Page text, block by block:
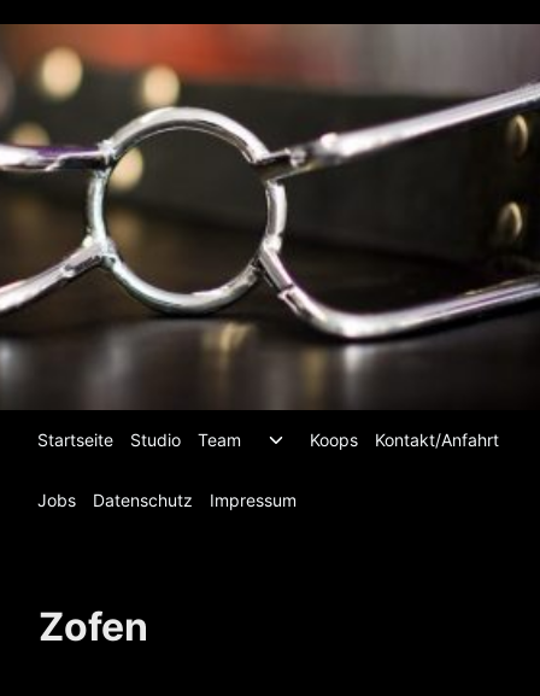
Inhalt
springen
Startseite Studio Team
Untermenü
umschalten
Koops Kontakt/Anfahrt
Jobs Datenschutz Impressum
Zofen